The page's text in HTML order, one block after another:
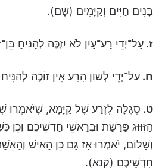
בָּנִים חַיִּים וְקַיָּמִים (שָם).
ז. עַל־יְדֵי רַע־עַיִן לֹא יִזְכֶּה לְהַנִּיחַ
ח. עַל־יְדֵי לְשׁוֹן הָרָע אֵין זוֹכֶה
ט. סְגֻלָּה לְזֶרַע שֶׁל קַיָּמָא, שֶׁיֹּאמְרוּ
הַזִּוּוּג פָּרָשַׁת וּבְרָאשֵׁי חָדְשֵׁיכֶם וְכֵן
וְשָׁלוֹם, יֹאמְרוּ אָז גַּם כֵּן הָאִישׁ
חָדְשֵׁיכֶם (קנא).